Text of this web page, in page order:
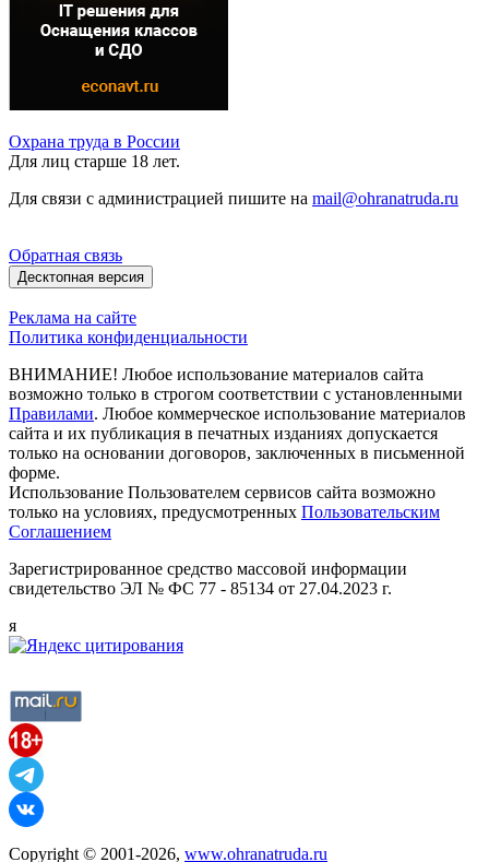
Охрана труда в России
Для лиц старше 18 лет.
Для связи с администрацией пишите на mail@ohranatruda.ru
Обратная связь
Десктопная версия
Реклама на сайте
Политика конфиденциальности
ВНИМАНИЕ! Любое использование материалов сайта
возможно только в строгом соответствии с установленными
Правилами. Любое коммерческое использование материалов
сайта и их публикация в печатных изданиях допускается
только на основании договоров, заключенных в письменной
форме.
Использование Пользователем сервисов сайта возможно
только на условиях, предусмотренных Пользовательским
Соглашением
Зарегистрированное средство массовой информации
свидетельство ЭЛ № ФС 77 - 85134 от 27.04.2023 г.
я
Copyright © 2001-2026, www.ohranatruda.ru